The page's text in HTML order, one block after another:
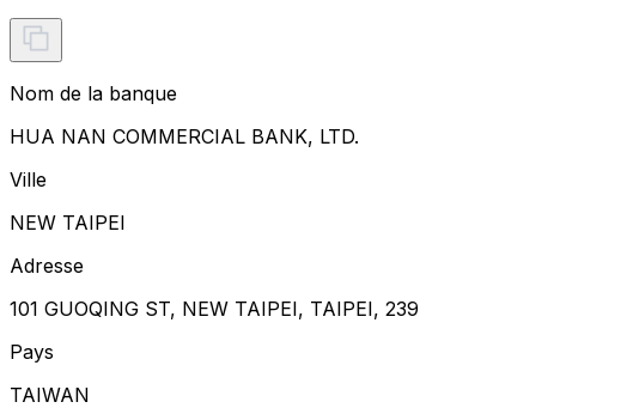
Nom de la banque
HUA NAN COMMERCIAL BANK, LTD.
Ville
NEW TAIPEI
Adresse
101 GUOQING ST, NEW TAIPEI, TAIPEI, 239
Pays
TAIWAN